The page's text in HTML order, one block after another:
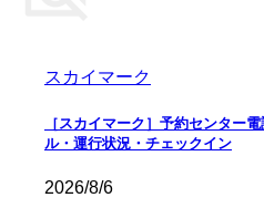
スカイマーク
［スカイマーク］予約センター
ル・運行状況・チェックイン
2026/8/6